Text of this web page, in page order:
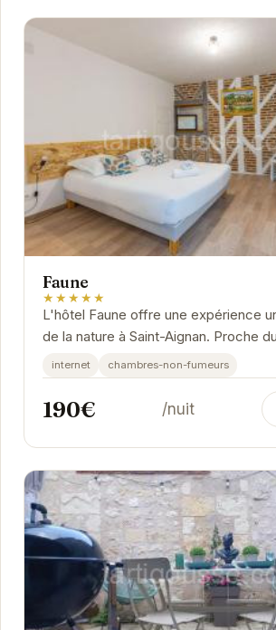
Faune
★★★★★
L'hôtel Faune offre une expérience
de la nature à Saint-Aignan. Proche
Beauval, il constitue le point de
internet chambres-non-fumeurs
190€ /nuit